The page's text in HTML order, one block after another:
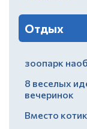
Отдых
зоопарк
8 веселых
вечеринок
Вместо